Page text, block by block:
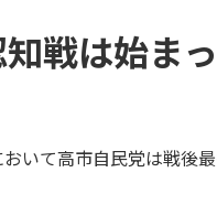
戦は始ま
いて高市自民党は戦後